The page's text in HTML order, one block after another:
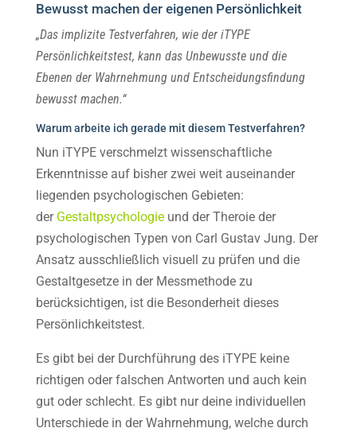
Bewusst machen der eigenen Persönlichkeit
„Das implizite Testverfahren, wie der iTYPE
Persönlichkeitstest, kann das Unbewusste und die
Ebenen der Wahrnehmung und Entscheidungsfindung
bewusst machen.“
Warum arbeite ich gerade mit diesem Testverfahren?
Nun iTYPE verschmelzt wissenschaftliche
Erkenntnisse auf bisher zwei weit auseinander
liegenden psychologischen Gebieten:
der Gestaltpsychologie und der Theroie der
psychologischen Typen von Carl Gustav Jung. Der
Ansatz ausschließlich visuell zu prüfen und die
Gestaltgesetze in der Messmethode zu
berücksichtigen, ist die Besonderheit dieses
Persönlichkeitstest.
Es gibt bei der Durchführung des iTYPE keine
richtigen oder falschen Antworten und auch kein
gut oder schlecht. Es gibt nur deine individuellen
Unterschiede in der Wahrnehmung, welche durch